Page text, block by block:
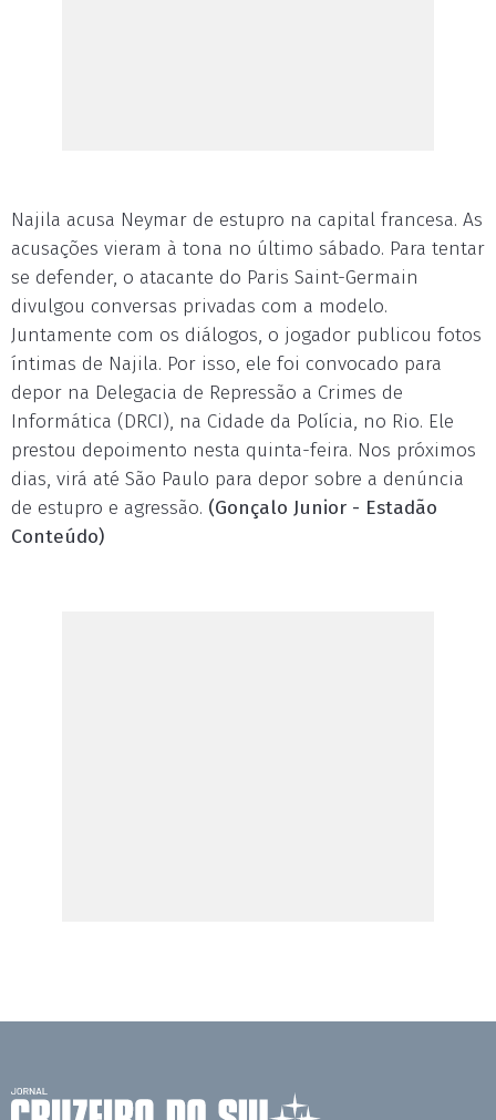
Najila acusa Neymar de estupro na capital francesa. As
acusações vieram à tona no último sábado. Para tentar
se defender, o atacante do Paris Saint-Germain
divulgou conversas privadas com a modelo.
Juntamente com os diálogos, o jogador publicou fotos
íntimas de Najila. Por isso, ele foi convocado para
depor na Delegacia de Repressão a Crimes de
Informática (DRCI), na Cidade da Polícia, no Rio. Ele
prestou depoimento nesta quinta-feira. Nos próximos
dias, virá até São Paulo para depor sobre a denúncia
de estupro e agressão. (Gonçalo Junior - Estadão
Conteúdo)